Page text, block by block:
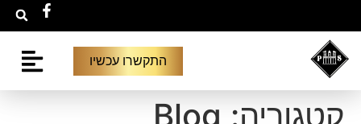
התקשרו עכשיו
קטגוריה: Blog